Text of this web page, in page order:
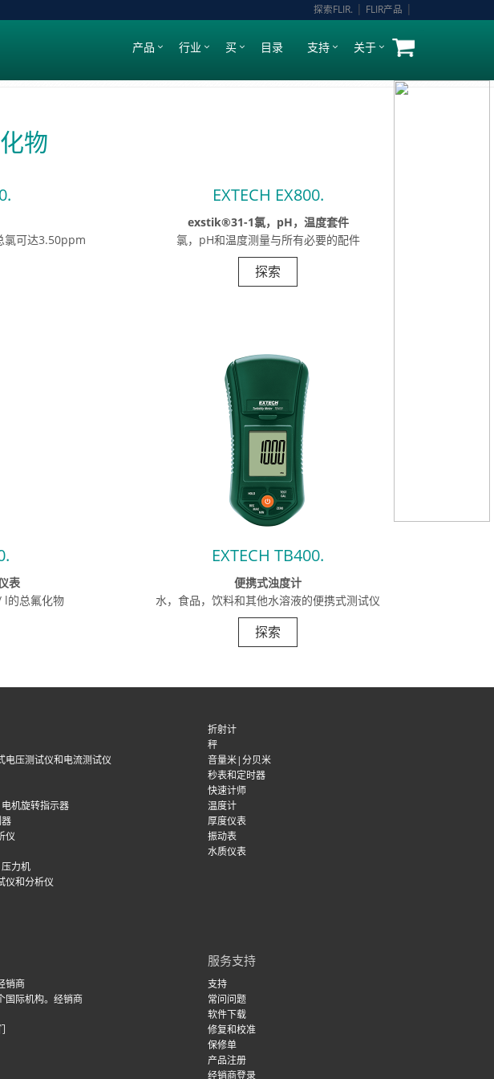
探索FLIR. | FLIR产品 |
产品 行业 买 目录 支持 关于
物
氯可达3.50ppm
EXTECH EX800.
exstik®31-1氯，pH，温度套件
氯，pH和温度测量与所有必要的配件
探索
表
的总氟化物
EXTECH TB400.
便携式浊度计
水，食品，饮料和其他水溶液的便携式测试仪
探索
电压测试仪和电流测试仪
机旋转指示器
仪
力机
仪和分析仪
折射计
秤
音量米|分贝米
秒表和定时器
快速计师
温度计
厚度仪表
振动表
水质仪表
销商
国际机构。经销商
服务支持
支持
常问问题
软件下载
修复和校准
保修单
产品注册
经销商登录